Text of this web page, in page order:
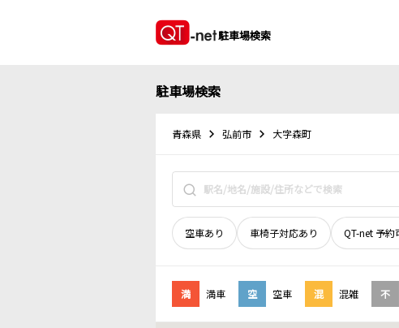
駐車場検索
駐車場検索
青森県 弘前市 大字森町
空車あり 車椅子対応あり QT-net 予約
満 満車 空 空車 混 混雑 不